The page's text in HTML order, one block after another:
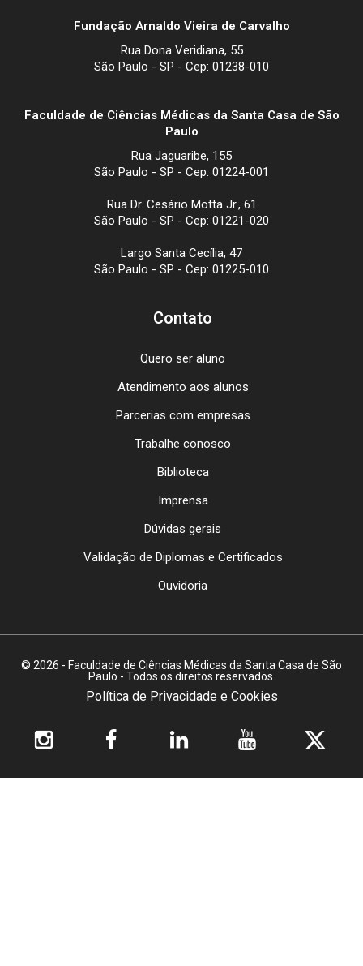
Fundação Arnaldo Vieira de Carvalho
Rua Dona Veridiana, 55
São Paulo - SP - Cep: 01238-010
Faculdade de Ciências Médicas da Santa Casa de São
Paulo
Rua Jaguaribe, 155
São Paulo - SP - Cep: 01224-001
Rua Dr. Cesário Motta Jr., 61
São Paulo - SP - Cep: 01221-020
Largo Santa Cecília, 47
São Paulo - SP - Cep: 01225-010
Contato
Quero ser aluno
Atendimento aos alunos
Parcerias com empresas
Trabalhe conosco
Biblioteca
Imprensa
Dúvidas gerais
Validação de Diplomas e Certificados
Ouvidoria
© 2026 - Faculdade de Ciências Médicas da Santa Casa de São
Paulo - Todos os direitos reservados.
Política de Privacidade e Cookies